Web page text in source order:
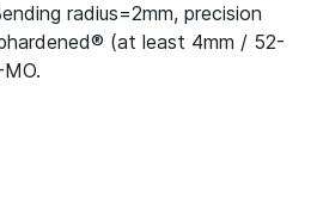
radius=2mm, precision
(at least 4mm / 52-